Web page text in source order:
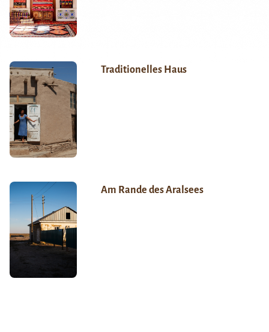
Traditionelles Haus
Am Rande des Aralsees